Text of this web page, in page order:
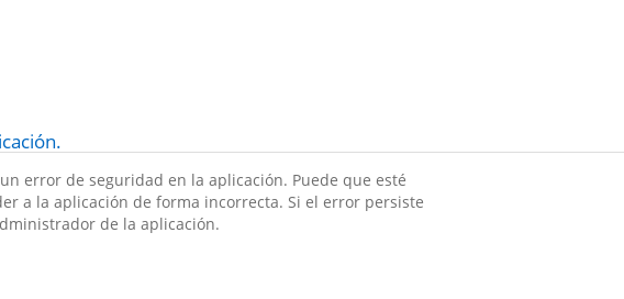
error de seguridad en la aplicación. Puede que esté
a la aplicación de forma incorrecta. Si el error persiste
de la aplicación.